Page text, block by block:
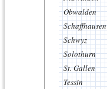
Obwalden
Schaffhausen
Schwyz
Solothurn
St. Gallen
Tessin